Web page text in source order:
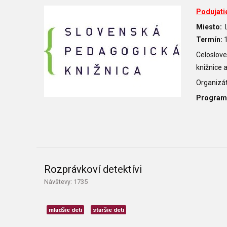
Miesto:
Termín:
knižnice
Rozprávkoví detektívi
Návštevy: 1735
mladšie deti staršie deti